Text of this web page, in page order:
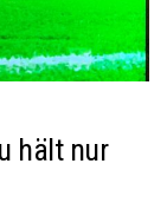
hält nur